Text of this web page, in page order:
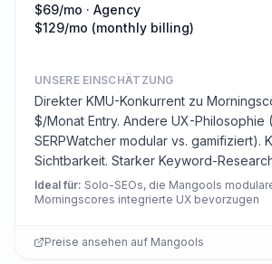
$69/mo · Agency
$129/mo (monthly billing)
UNSERE EINSCHÄTZUNG
Direkter KMU-Konkurrent zu
$/Monat Entry. Andere UX-Philosophie
SERPWatcher modular vs. gamifiziert).
Sichtbarkeit. Starker Keyword-
Ideal für: Solo-SEOs, die Mangools
Morningscores integrierte UX bevorzugen
Preise ansehen auf Mangools